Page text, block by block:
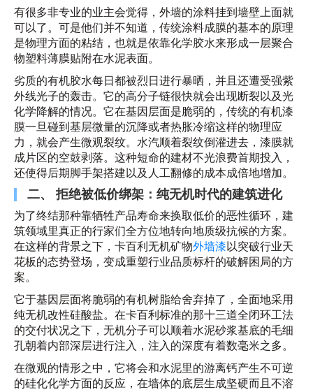
有很多非专业的业主会觉得，外墙的涂料挂到墙壁上面就
可以了。可是他们并不知道，传统涂料成膜的基本的原理
是物理方面的粘结，也就是依靠化学胶水来形成一层聚合
物塑料薄膜贴附在水泥表面。
劣质的有机胶水每日都被烈日进行暴晒，并且还遭受强紫
外线光子的轰击。它的高分子链很快就会出现断裂以及光
化学降解的情况。它在基因层面是脆弱的，传统的有机漆
膜一旦碰到基层微量的沉降或者热胀冷缩这样的物理应
力，就会产生微观裂纹。水汽顺着裂纹倒灌进去，漆膜就
成片区的空鼓剥落。这种短命的建材不光浪费首期投入，
还使得后期脚手架搭建以及人工翻修的成本成倍地增加。
二、 拒绝被低价绑架：纯无机时代的建筑进化
为了终结那种靠牺牲产品寿命来换取低价的恶性循环，建
筑领域里真正的行家们全方位地转向地质级抗候的方案。
在这样的背景之下，卡百利无机矿物外墙漆 以突破行业天
花板的态势登场，变成重塑行业品质标杆的破解困局的方
案。
它于基因层面将脆弱的有机树脂给舍弃掉了，全面地采用
纯无机改性硅酸盐。在卡百利标准的那十三道全闭环工法
的交付状况之下，无机分子可以顺着水泥砂浆基底的毛细
孔朝着内部深层进行注入，注入的深度有着数毫米之多。
在微观的情形之中，它将会和水泥里的游离钙产生不可逆
的硅化化学方面的反应，在墙体的底层生成坚硬而且不溶